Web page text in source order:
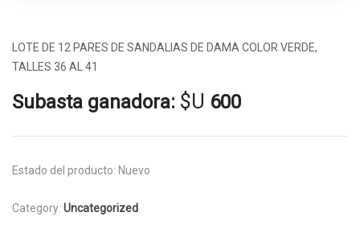
LOTE DE 12 PARES DE SANDALIAS DE DAMA COLOR VERDE,
TALLES 36 AL 41
Subasta ganadora: $U 600
Estado del producto: Nuevo
Category: Uncategorized